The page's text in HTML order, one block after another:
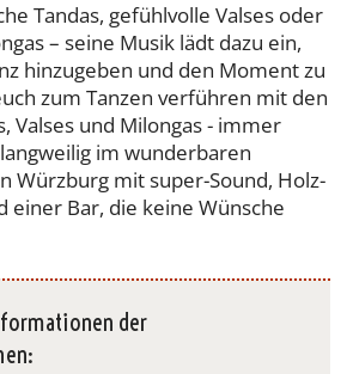
Tandas, gefühlvolle Valses oder
– seine Musik lädt dazu ein,
hinzugeben und den Moment zu
zum Tanzen verführen mit den
Valses und Milongas - immer
im wunderbaren
Würzburg mit super-Sound, Holz-
einer Bar, die keine Wünsche
der